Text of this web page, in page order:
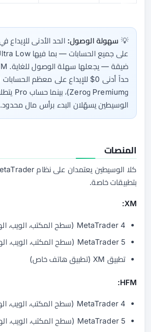
💡 سهولة الوصول:
الوسيطين يسهّلان البدء برأس مال محدود.
المنصات
بتطبيقات خاصة.
XM:
MetaTrader 4 (سطح المكتب، الويب، الهاتف)
MetaTrader 5 (سطح المكتب، الويب، الهاتف)
تطبيق XM (تطبيق هاتف خاص)
HFM:
MetaTrader 4 (سطح المكتب، الويب، الهاتف)
MetaTrader 5 (سطح المكتب، الويب، الهاتف)